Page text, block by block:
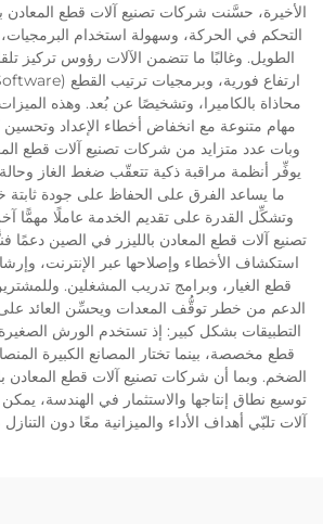
الأخيرة، حسَّنت شركات تصنيع آلات قطع المعادن
التحكم في الحركة، وسهولة استخدام
الطويل. وغالبًا ما تتضمن الآلات رؤوس تركيز
محاذاة بالكاميرا، وتشخيصًا عن بُعد. وهذه
مهام متنوعة مع انخفاض أخطاء الإعداد وتحسين
وبات عدد متزايد من شركات تصنيع آلات قطع
يوفِّر أنظمة مراقبة ذكية تتعقّب ضغط الغاز وحالة
ما يساعد الفرق على الحفاظ على جودة ثابتة
وتشكِّل القدرة على تقديم الخدمة عاملًا مهمًّا
تصنيع آلات قطع المعادن بالليزر في الصين دعمًا
استكشاف الأخطاء وإصلاحها عبر الإنترنت،
قطع الغيار، وبرامج تدريب المشغلين.
الدعم من خطر توقُّف المعدات ويحسِّن العائد على
التطبيقات بشكل كبير: إذ تستخدم الورش الصغيرة
قطع مخصصة، بينما تختار المصانع الكبيرة
الضخم. وبما أن شركات تصنيع آلات قطع المعادن
توسيع نطاق إنتاجها والاستثمار في الهندسة، يمكن
آلات تلبّي أهداف الأداء والميزانية معًا دون